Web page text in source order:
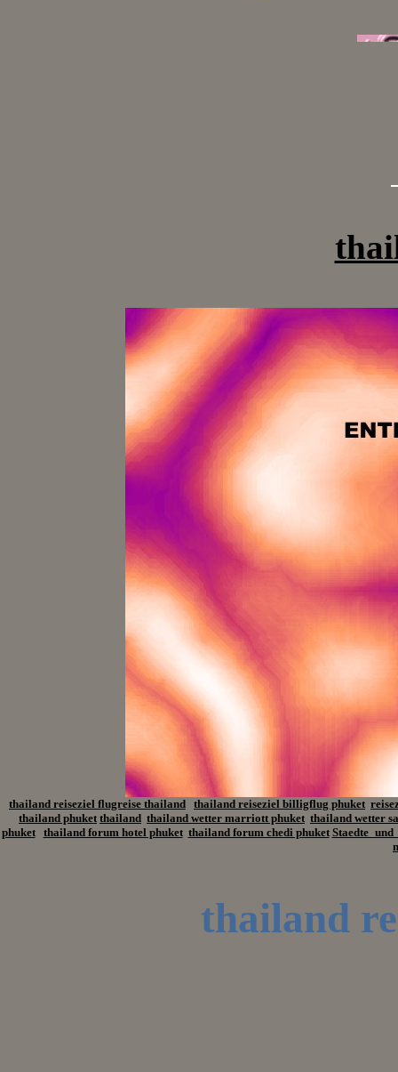
thailand reiseziel flugreise thailand thailand reiseziel billigflug phuket
thailand phuket thailand thailand wetter marriott phuket thailand wetter
phuket
thailand forum hotel phuket thailand forum chedi phuket
thailand